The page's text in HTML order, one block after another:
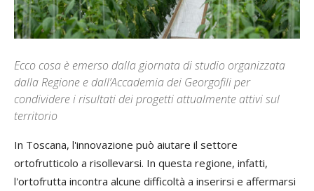
Ecco cosa è emerso dalla giornata di studio organizzata
dalla Regione e dall’Accademia dei Georgofili per
condividere i risultati dei progetti attualmente attivi sul
territorio
In Toscana, l'innovazione può aiutare il settore
ortofrutticolo a risollevarsi. In questa regione, infatti,
l'ortofrutta incontra alcune difficoltà a inserirsi e affermarsi